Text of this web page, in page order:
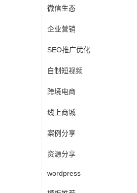
微信生态
企业营销
SEO推广优化
自制短视频
跨境电商
线上商城
案例分享
资源分享
wordpress